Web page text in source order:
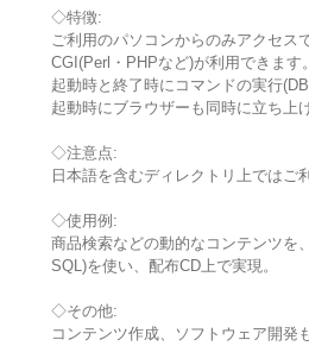
◇特徴:
ご利用のパソコンからのみアクセス
CGI(Perl・PHPなど)が利用できます。
起動時と終了時にコマンドの実行(DB
起動時にブラウザーも同時に立ち上
◇注意点:
日本語を含むディレクトリ上ではご
◇使用例:
商品検索などの動的なコンテンツを
SQL)を使い、配布CD上で実現。
◇その他:
コンテンツ作成、ソフトウェア開発